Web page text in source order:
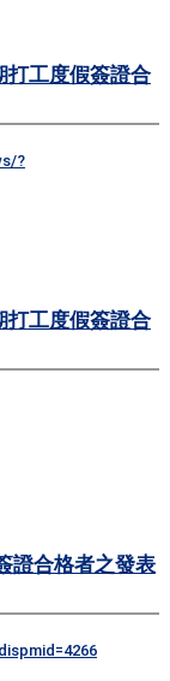
打工度假簽證合
?
打工度假簽證合
證合格者之發表